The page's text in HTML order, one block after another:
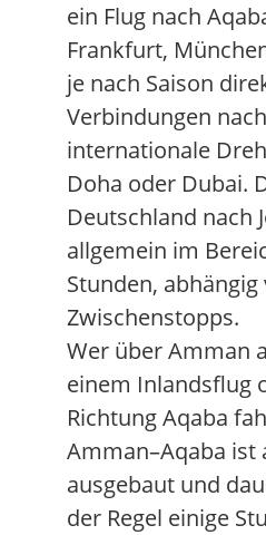
ein Flug nach
Frankfurt,
je nach Saison
Verbindungen
internationale
Doha oder Dubai.
Deutschland nach
allgemein im
Stunden,
Zwischenstopps.
Wer über Amman
einem Inlandsflug
Richtung Aqaba
Amman–Aqaba
ausgebaut und
der Regel einige